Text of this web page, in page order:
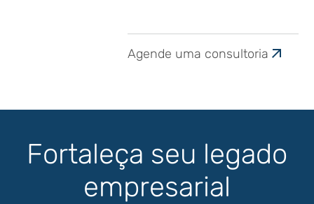
Agende uma consultoria
Fortaleça seu legado
empresarial